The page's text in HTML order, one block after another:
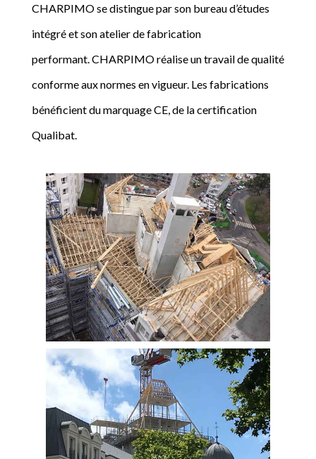
CHARPIMO se distingue par son bureau d’études
intégré et son atelier de fabrication
performant. CHARPIMO réalise un travail de qualité
conforme aux normes en vigueur. Les fabrications
bénéficient du marquage CE, de la certification
Qualibat.